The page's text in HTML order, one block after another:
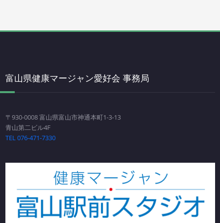
富山県健康マージャン愛好会 事務局
〒930-0008 富山県富山市神通本町1-3-13
青山第二ビル4F
TEL 076-471-7330